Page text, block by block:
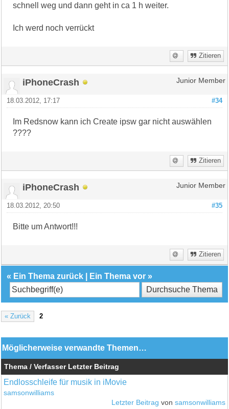
schnell weg und dann geht in ca 1 h weiter.
Ich werd noch verrückt
Zitieren
iPhoneCrash Junior Member
#34
18.03.2012, 17:17
Im Redsnow kann ich Create ipsw gar nicht auswählen
????
Zitieren
iPhoneCrash Junior Member
#35
18.03.2012, 20:50
Bitte um Antwort!!!
Zitieren
« Ein Thema zurück Ein Thema vor »
« Zurück 2
Möglicherweise verwandte Themen…
Thema / Verfasser Letzter Beitrag
Endlosschleife für musik in iMovie
samsonwilliams
Letzter Beitrag von samsonwilliams